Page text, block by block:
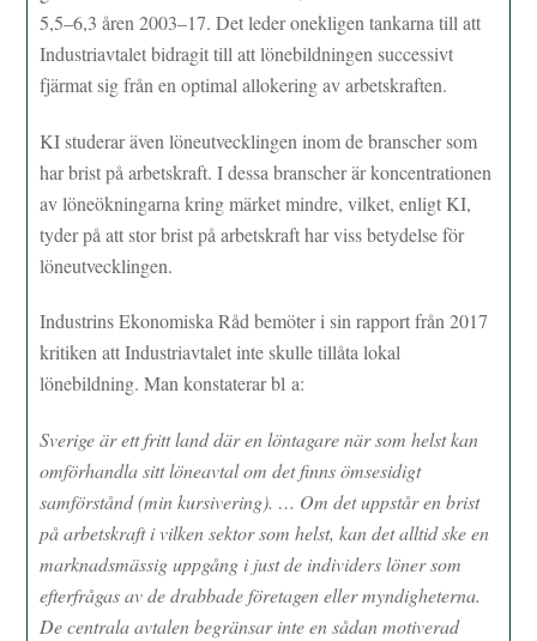
5,5–6,3 åren 2003–17. Det leder onekligen tankarna till att
Industriavtalet bidragit till att lönebildningen successivt
fjärmat sig från en optimal allokering av arbetskraften.
KI studerar även löneutvecklingen inom de branscher som
har brist på arbetskraft. I dessa branscher är koncentrationen
av löneökningarna kring märket mindre, vilket, enligt KI,
tyder på att stor brist på arbetskraft har viss betydelse för
löneutvecklingen.
Industrins Ekonomiska Råd bemöter i sin rapport från 2017
kritiken att Industriavtalet inte skulle tillåta lokal
lönebildning. Man konstaterar bl a:
Sverige är ett fritt land där en löntagare när som helst kan
omförhandla sitt löneavtal om det finns ömsesidigt
samförstånd (min kursivering). … Om det uppstår en brist
på arbetskraft i vilken sektor som helst, kan det alltid ske en
marknadsmässig uppgång i just de individers löner som
efterfrågas av de drabbade företagen eller myndigheterna.
De centrala avtalen begränsar inte en sådan motiverad